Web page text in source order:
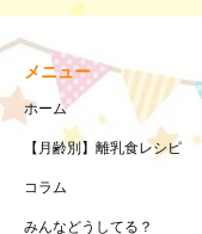
メニュー
ホーム
【月齢別】離乳食レシピ
コラム
みんなどうしてる？